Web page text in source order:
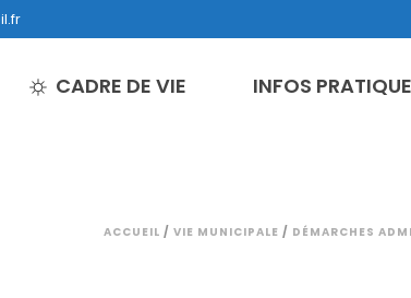
CADRE DE VIE INFOS
ACCUEIL / VIE MUNICIPALE / DÉMARCHES